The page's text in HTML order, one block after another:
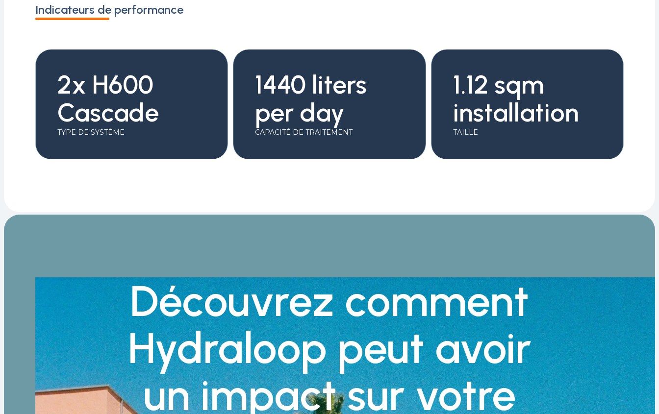
Indicateurs de performance
2x H600
Cascade
TYPE DE SYSTÈME
1440 liters
per day
CAPACITÉ DE TRAITEMENT
1.12 sqm
installation
TAILLE
Découvrez comment
Hydraloop peut avoir
un impact sur votre